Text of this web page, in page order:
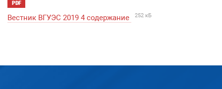
PDF
Вестник ВГУЭС 2019 4 содержание 252 кБ